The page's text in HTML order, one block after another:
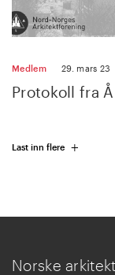
Medlem 29. mars 23
Protokoll fra
Last inn flere +
Norske